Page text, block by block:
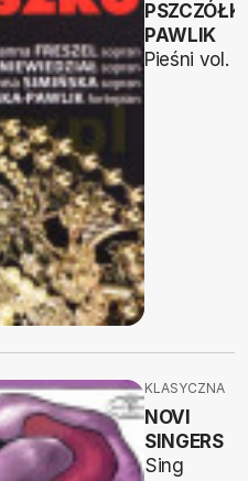
PAWLIK
Pieśni vol. 8
KLASYCZNA
NOVI
SINGERS
Sing